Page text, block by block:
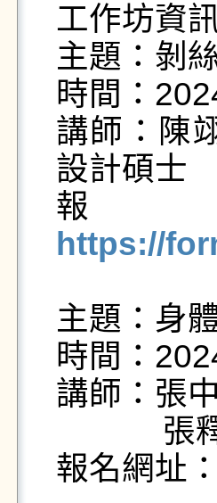
工作坊資
主題：剝
時間：
講師：陳
設計碩士
https://
主題：身
時間：
講師：張
報名網址：